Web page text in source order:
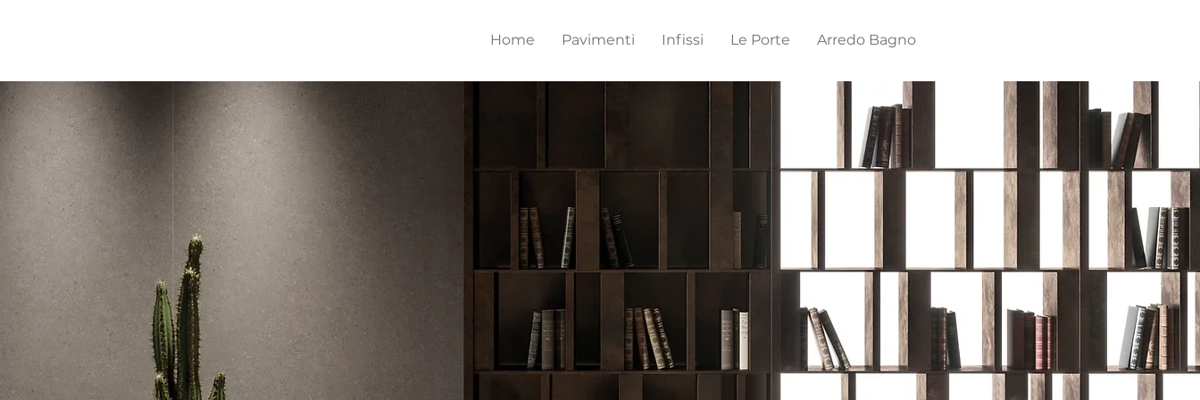
Home Pavimenti Infissi Le Porte Arredo Bagno